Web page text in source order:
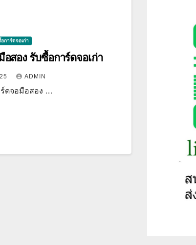
การ์ดจอเก่า
สอง รับซื้อการ์ดจอเก่า
ADMIN
ดจอมือสอง …